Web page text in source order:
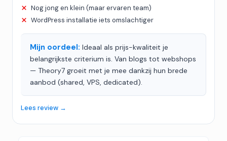
Nog jong en klein (maar ervaren team)
WordPress installatie iets omslachtiger
Mijn oordeel: Ideaal als prijs-kwaliteit je
belangrijkste criterium is. Van blogs tot webshops
— Theory7 groeit met je mee dankzij hun brede
aanbod (shared, VPS, dedicated).
Lees review →